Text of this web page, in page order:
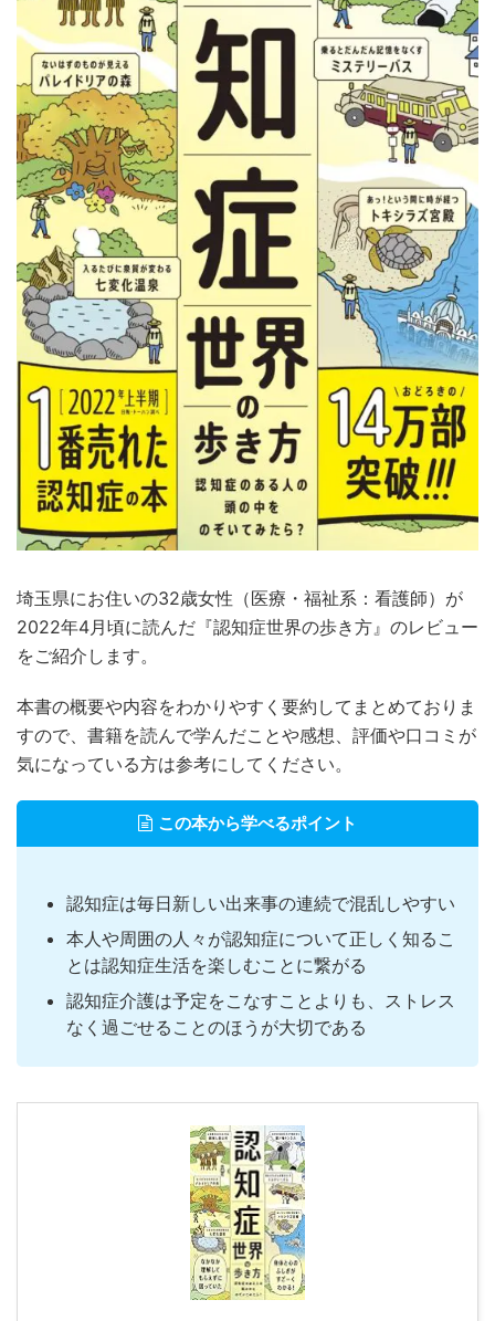
埼玉県にお住いの32歳女性（医療・福祉系：看護師）が
2022年4月頃に読んだ『認知症世界の歩き方』のレビュー
をご紹介します。
本書の概要や内容をわかりやすく要約してまとめておりま
すので、書籍を読んで学んだことや感想、評価や口コミが
気になっている方は参考にしてください。
この本から学べるポイント
認知症は毎日新しい出来事の連続で混乱しやすい
本人や周囲の人々が認知症について正しく知るこ
とは認知症生活を楽しむことに繋がる
認知症介護は予定をこなすことよりも、ストレス
なく過ごせることのほうが大切である